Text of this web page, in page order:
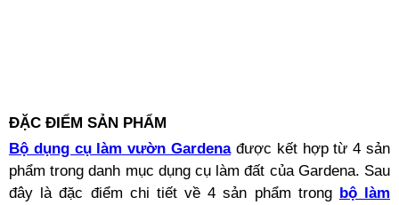
ĐẶC ĐIỂM SẢN PHẨM
Bộ dụng cụ làm vườn Gardena được kết hợp từ 4 sản
phẩm trong danh mục dụng cụ làm đất của Gardena. Sau
đây là đặc điểm chi tiết về 4 sản phẩm trong bộ làm